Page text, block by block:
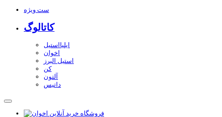
ست ویژه
کاتالوگ
ایلیااستیل
اخوان
استیل البرز
کن
آلتون
داتیس